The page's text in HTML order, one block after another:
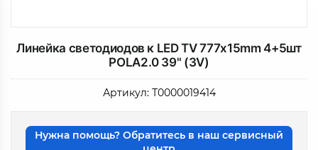
Линейка светодиодов к LED TV 777x15mm 4+5шт
POLA2.0 39" (3V)
Артикул: Т0000019414
Нужна помощь? Обратитесь в наш сервисный